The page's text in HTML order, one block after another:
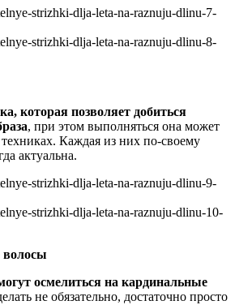
которая позволяет добиться
, при этом выполняться она может
Каждая из них по-своему
актуальна.
осмелиться на кардинальные
не обязательно, достаточно просто